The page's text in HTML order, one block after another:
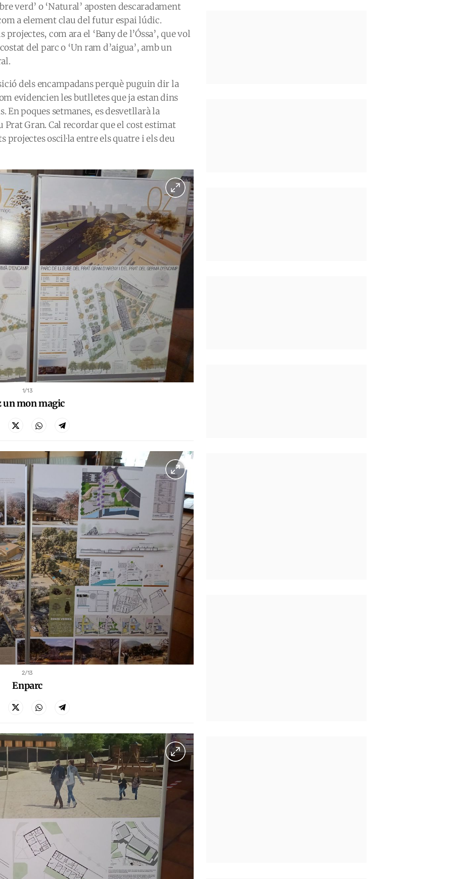
verd’ o ‘Natural’ aposten descaradament
a element clau del futur espai lúdic.
projectes, com ara el ‘Bany de l’Óssa’, que vol
del parc o ‘Un ram d’aigua’, amb un
dels encampadans perquè puguin dir la
evidencien les butlletes que ja estan dins
En poques setmanes, es desvetllarà la
Prat Gran. Cal recordar que el cost estimat
oscil·la entre els quatre i els deu
1/13
un mon magic
2/13
Enparc